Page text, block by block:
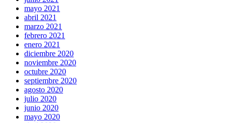
mayo 2021
abril 2021
marzo 2021
febrero 2021
enero 2021
diciembre 2020
noviembre 2020
octubre 2020
septiembre 2020
agosto 2020
julio 2020
junio 2020
mayo 2020